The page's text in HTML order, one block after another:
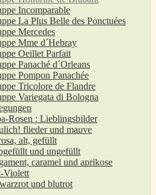
Incomparable
La Plus Belle des Ponctuées
Mercedes
Mme d´Hebray
Oeillet Parfait
Panaché d´Orleans
Pompon Panachée
Tricolore de Flandre
Variegata di Bologna
Rosen : Lieblingsbilder
flieder und mauve
alt, gefüllt
und ungefüllt
caramel und aprikose
Violett
und blutrot